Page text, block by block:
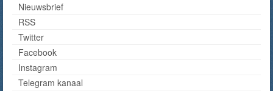
Nieuwsbrief
RSS
Twitter
Facebook
Instagram
Telegram kanaal